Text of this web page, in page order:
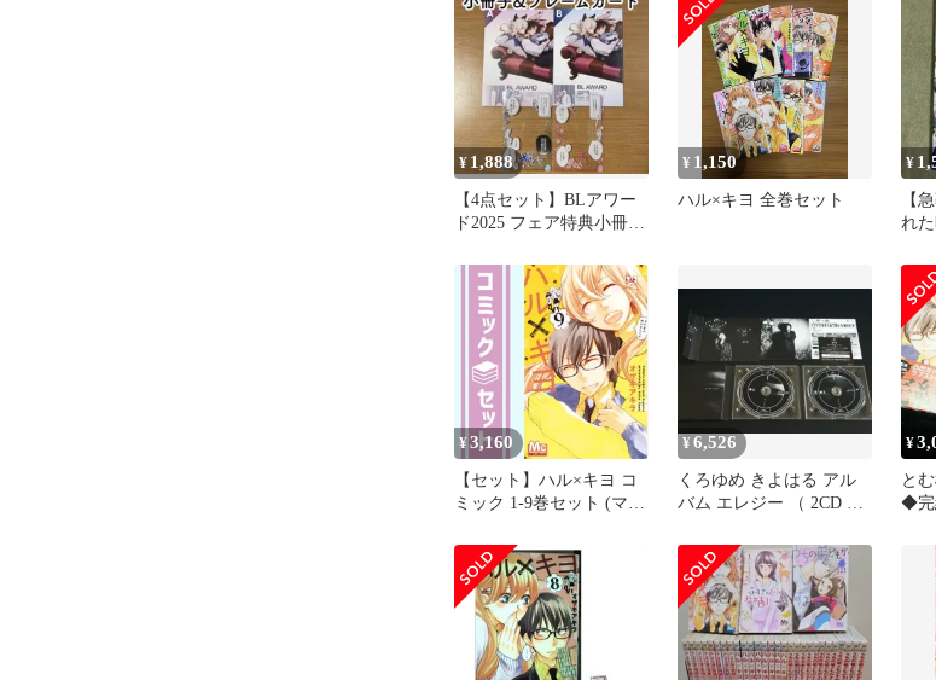
¥ 1,888
【4点セット】BLアワー
ド2025 フェア特典小冊子
¥ 1,150
ハル×キヨ 全巻セット
¥
【
れ
ー
¥3,160
【セット】ハル×キヨ コ
ミック 1-9巻セット (マー
ザキ アキラ
¥6,526
くろゆめ きよはる アル
バム エレジー （ 2CD +
¥
と
◆完